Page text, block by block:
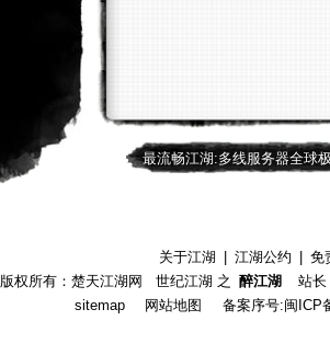
最流畅江湖:多线服务器全球
关于江湖 江湖公约
免
版权所有：楚天江湖网 世纪江湖 之 醉江湖
站长
sitemap
网站地图 备案序号:闽ICP